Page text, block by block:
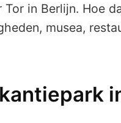
in Berlijn. Hoe
musea,